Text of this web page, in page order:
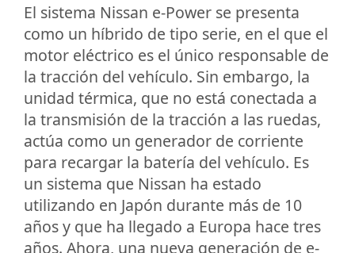
El sistema Nissan e-Power se presenta
como un híbrido de tipo serie, en el que el
motor eléctrico es el único responsable de
la tracción del vehículo. Sin embargo, la
unidad térmica, que no está conectada a
la transmisión de la tracción a las ruedas,
actúa como un generador de corriente
para recargar la batería del vehículo. Es
un sistema que Nissan ha estado
utilizando en Japón durante más de 10
años y que ha llegado a Europa hace tres
años. Ahora, una nueva generación de e-